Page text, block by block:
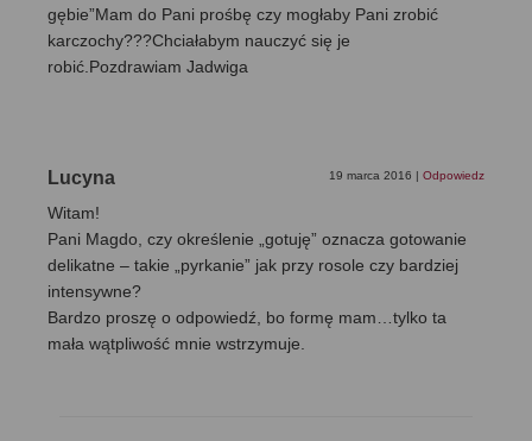
gębie”Mam do Pani prośbę czy mogłaby Pani zrobić
karczochy???Chciałabym nauczyć się je
robić.Pozdrawiam Jadwiga
Lucyna 19 marca 2016 | Odpowiedz
Witam!
Pani Magdo, czy określenie „gotuję” oznacza gotowanie
delikatne – takie „pyrkanie” jak przy rosole czy bardziej
intensywne?
Bardzo proszę o odpowiedź, bo formę mam…tylko ta
mała wątpliwość mnie wstrzymuje.